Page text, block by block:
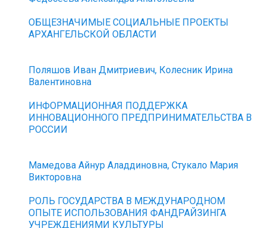
ОБЩЕЗНАЧИМЫЕ СОЦИАЛЬНЫЕ ПРОЕКТЫ
АРХАНГЕЛЬСКОЙ ОБЛАСТИ
Поляшов Иван Дмитриевич, Колесник Ирина
Валентиновна
ИНФОРМАЦИОННАЯ ПОДДЕРЖКА
ИННОВАЦИОННОГО ПРЕДПРИНИМАТЕЛЬСТВА В
РОССИИ
Мамедова Айнур Аладдиновна, Стукало Мария
Викторовна
РОЛЬ ГОСУДАРСТВА В МЕЖДУНАРОДНОМ
ОПЫТЕ ИСПОЛЬЗОВАНИЯ ФАНДРАЙЗИНГА
УЧРЕЖДЕНИЯМИ КУЛЬТУРЫ